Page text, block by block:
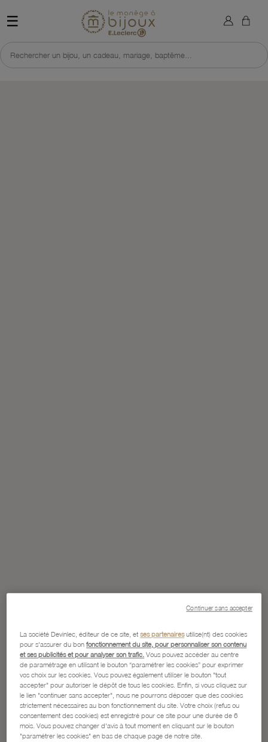
☰ Retour à l'accueil du site
Rechercher un bijou, un cadeau, mariage, baptême...
×
La société Devinlec, éditeur de ce site, etses partenairesutilise(nt) des cookies
pour s'assurer du bonfonctionnement du site, pour personnaliser son contenu
et ses publicités et pour analyser son trafic. Vous pouvez accéder au centre
de paramétrage en utilisant le bouton “paramétrer les cookies” pour exprimer
vos choix sur les cookies. Vous pouvez également utiliser le bouton "tout
accepter" pour autoriser le dépôt de tous les cookies. Enfin, si vous cliquez sur
le lien "continuer sans accepter", nous ne pourrons déposer que des cookies
strictement nécessaires au bon fonctionnement du site. Votre choix (refus ou
consentement des cookies) est enregistré pour ce site pour une durée de 6
mois. Vous pouvez changer d'avis à tout moment en cliquant sur le bouton
"paramétrer les cookies" en bas de chaque page de notre site.
Continuer sans accepter